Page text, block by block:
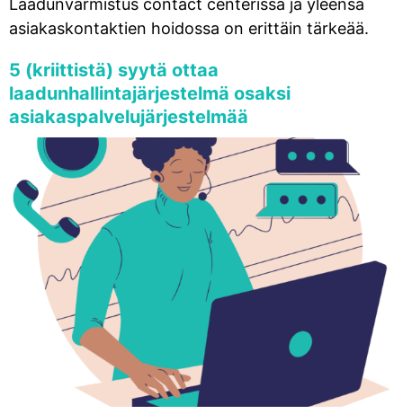
asiakaskontaktien hoidossa on erittäin tärkeää.
5 (kriittistä) syytä ottaa
laadunhallintajärjestelmä osaksi
asiakaspalvelujärjestelmää